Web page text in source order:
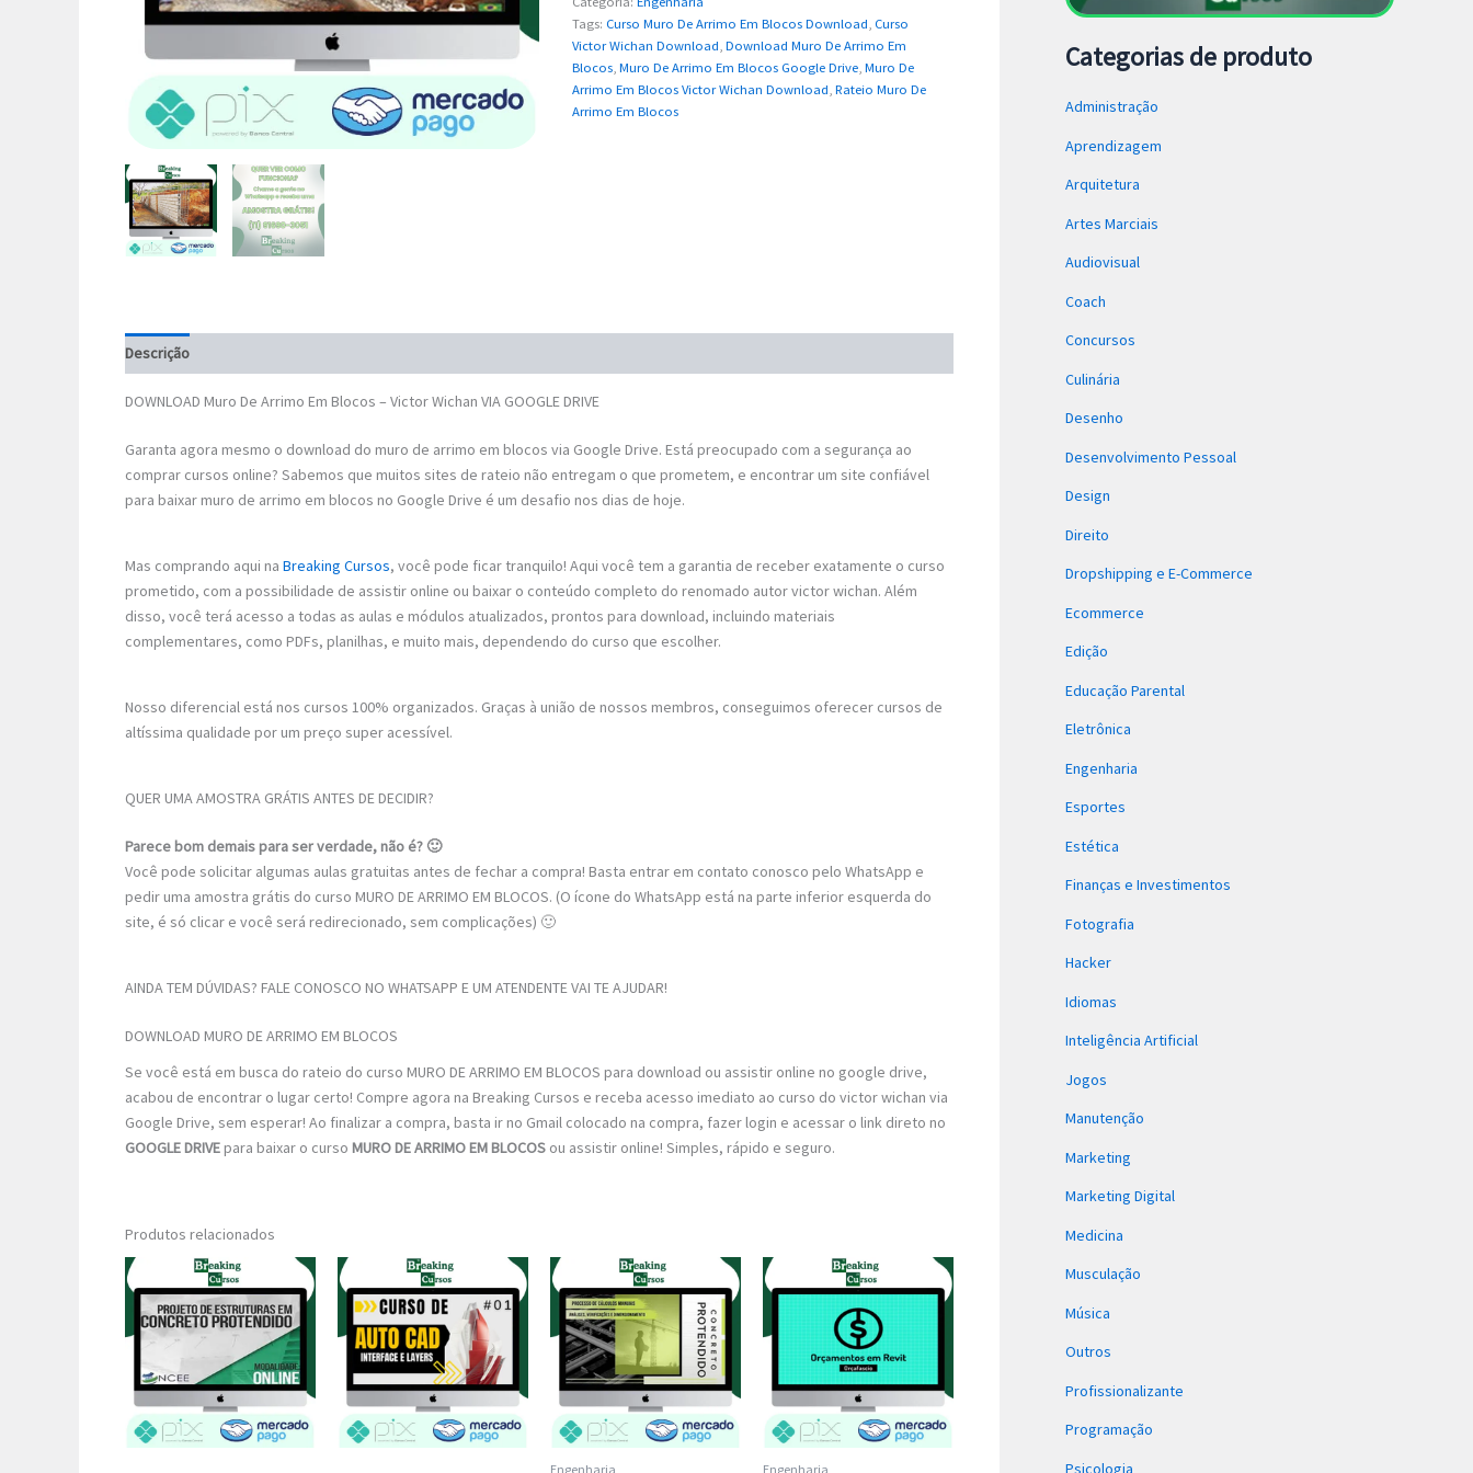
Tags: Curso Muro De Arrimo Em Blocos Download, Curso
Victor Wichan Download,Download Muro De Arrimo Em
Blocos,Muro De Arrimo Em Blocos Google Drive,Muro De
Arrimo Em Blocos Victor Wichan Download,Rateio Muro De
Arrimo Em Blocos
Descrição
DOWNLOAD Muro De Arrimo Em Blocos – Victor Wichan VIA GOOGLE DRIVE
Garanta agora mesmo o download do muro de arrimo em blocos via Google Drive. Está preocupado com a segurança ao
comprar cursos online? Sabemos que muitos sites de rateio não entregam o que prometem, e encontrar um site confiável
para baixar muro de arrimo em blocos no Google Drive é um desafio nos dias de hoje.
Mas comprando aqui na Breaking Cursos, você pode ficar tranquilo! Aqui você tem a garantia de receber exatamente o curso
prometido, com a possibilidade de assistir online ou baixar o conteúdo completo do renomado autor victor wichan. Além
disso, você terá acesso a todas as aulas e módulos atualizados, prontos para download, incluindo materiais
complementares, como PDFs, planilhas, e muito mais, dependendo do curso que escolher.
Nosso diferencial está nos cursos 100% organizados. Graças à união de nossos membros, conseguimos oferecer cursos de
altíssima qualidade por um preço super acessível.
QUER UMA AMOSTRA GRÁTIS ANTES DE DECIDIR?
Parece bom demais para ser verdade, não é? 🙂
Você pode solicitar algumas aulas gratuitas antes de fechar a compra! Basta entrar em contato conosco pelo WhatsApp e
pedir uma amostra grátis do curso MURO DE ARRIMO EM BLOCOS. (O ícone do WhatsApp está na parte inferior esquerda do
site, é só clicar e você será redirecionado, sem complicações) 🙂
AINDA TEM DÚVIDAS? FALE CONOSCO NO WHATSAPP E UM ATENDENTE VAI TE AJUDAR!
DOWNLOAD MURO DE ARRIMO EM BLOCOS
Se você está em busca do rateio do curso MURO DE ARRIMO EM BLOCOS para download ou assistir online no google drive,
acabou de encontrar o lugar certo! Compre agora na Breaking Cursos e receba acesso imediato ao curso do victor wichan via
Google Drive, sem esperar! Ao finalizar a compra, basta ir no Gmail colocado na compra, fazer login e acessar o link direto no
GOOGLE DRIVEpara baixar o curso MURO DE ARRIMO EM BLOCOS ou assistir online! Simples, rápido e seguro.
Produtos relacionados
Engenharia Engenharia
Categorias de produto
Administração
Aprendizagem
Arquitetura
Artes Marciais
Audiovisual
Coach
Concursos
Culinária
Desenho
Desenvolvimento Pessoal
Design
Direito
Dropshipping e E-Commerce
Ecommerce
Edição
Educação Parental
Eletrônica
Engenharia
Esportes
Estética
Finanças e Investimentos
Fotografia
Hacker
Idiomas
Inteligência Artificial
Jogos
Manutenção
Marketing
Marketing Digital
Medicina
Musculação
Música
Outros
Profissionalizante
Programação
Psicologia